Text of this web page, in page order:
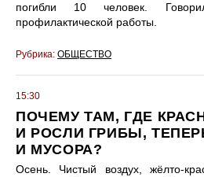
погибли 10 человек.
профилактической работы.
Рубрика: ОБЩЕСТВО
15:30
ПОЧЕМУ ТАМ, ГДЕ
И РОСЛИ ГРИБЫ,
И МУСОРА?
Осень. Чистый воздух, жёлто-